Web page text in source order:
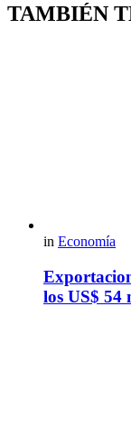
TAMBIÉN
in Economía
los US$ 54